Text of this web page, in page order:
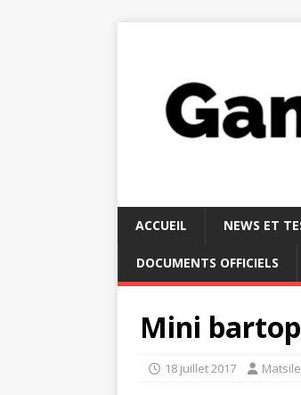
ACCUEIL NEWS ET
DOCUMENTS OFFICIELS
Mini
18 juillet 2017